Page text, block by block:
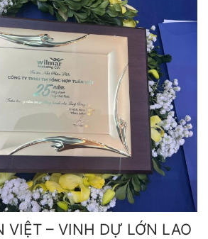
VIỆT – VINH DỰ LỚN LAO